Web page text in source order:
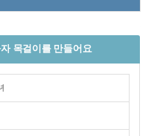
목걸이를 만들어요